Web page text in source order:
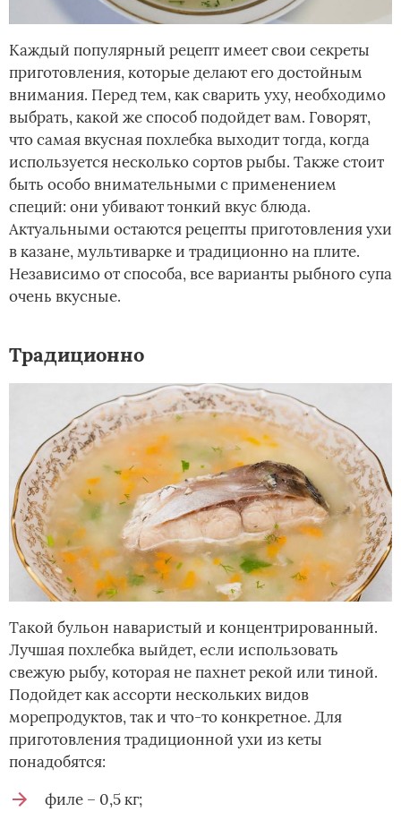
Каждый популярный рецепт имеет свои секреты
приготовления, которые делают его достойным
внимания. Перед тем, как сварить уху, необходимо
выбрать, какой же способ подойдет вам. Говорят,
что самая вкусная похлебка выходит тогда, когда
используется несколько сортов рыбы. Также стоит
быть особо внимательными с применением
специй: они убивают тонкий вкус блюда.
Актуальными остаются рецепты приготовления ухи
в казане, мультиварке и традиционно на плите.
Независимо от способа, все варианты рыбного супа
очень вкусные.
Традиционно
Такой бульон наваристый и концентрированный.
Лучшая похлебка выйдет, если использовать
свежую рыбу, которая не пахнет рекой или тиной.
Подойдет как ассорти нескольких видов
морепродуктов, так и что-то конкретное. Для
приготовления традиционной ухи из кеты
понадобятся:
филе – 0,5 кг;